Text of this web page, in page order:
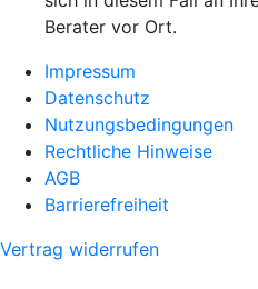
Berater vor Ort.
Impressum
Datenschutz
Nutzungsbedingungen
Rechtliche Hinweise
AGB
Barrierefreiheit
Vertrag widerrufen